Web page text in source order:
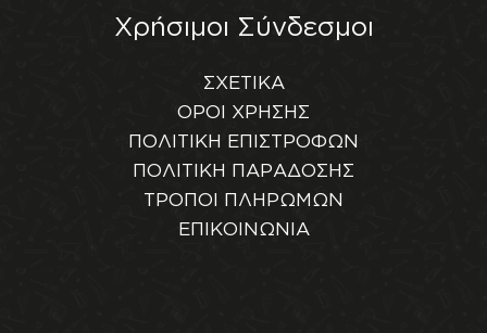
Χρήσιμοι Σύνδεσμοι
ΣΧΕΤΙΚΑ
ΟΡΟΙ ΧΡΗΣΗΣ
ΠΟΛΙΤΙΚΗ ΕΠΙΣΤΡΟΦΩΝ
ΠΟΛΙΤΙΚΗ ΠΑΡΑΔΟΣΗΣ
ΤΡΟΠΟΙ ΠΛΗΡΩΜΩΝ
ΕΠΙΚΟΙΝΩΝΙΑ